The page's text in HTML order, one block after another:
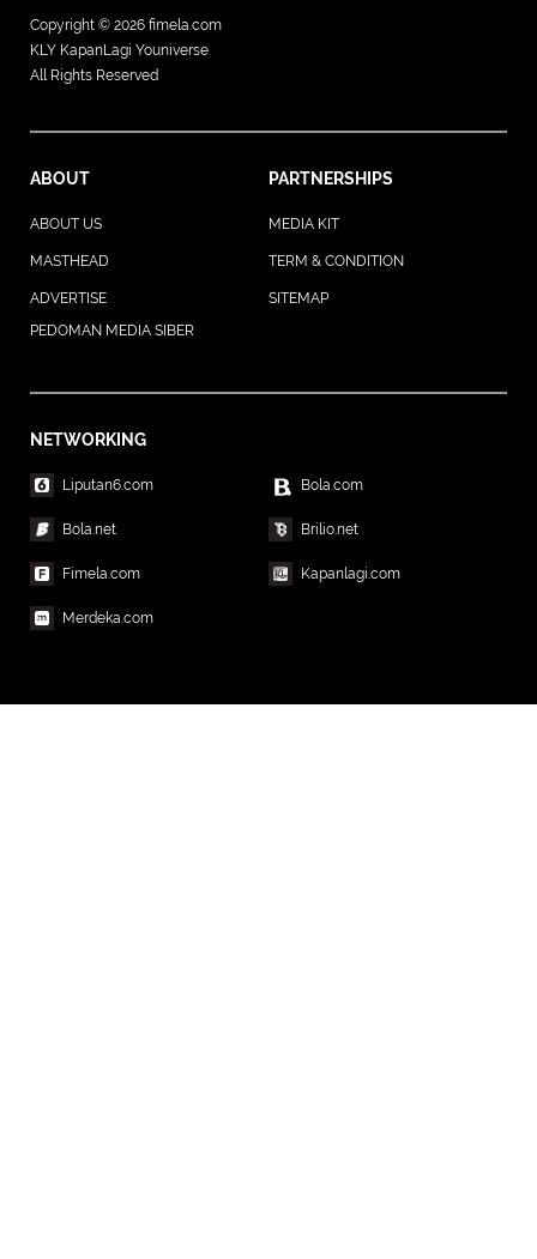
Copyright © 2026 fimela.com
KLY KapanLagi Youniverse
All Rights Reserved
ABOUT PARTNERSHIPS
ABOUT US MEDIA KIT
MASTHEAD TERM & CONDITION
ADVERTISE
SITEMAP
PEDOMAN MEDIA SIBER
NETWORKING
Liputan6.com Bola.com
Bola.net Brilio.net
Fimela.com Kapanlagi.com
Merdeka.com